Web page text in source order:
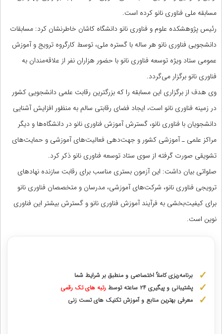
مسابقه ملی فناوری نانو کرده است.
رئیس پژوهشکده علوم و فناوری نانو دانشگاه کاشان خاطرنشان کرد: مسابقات
دانشجویی فناوری نانو هر ساله با گستره ملی، توسط کارگروه ترویج و آموزش
عمومی ستاد ویژه توسعه فناوری نانو با حضور هزاران نفر از علاقه‌مندان به
فناوری نانو برگزار می‌گردد.
وی هدف از برگزاری این مسابقه را که بزرگترین رقابت علمی دانشجویی کشور
در زمینه فناوری نانو است، ایجاد فضای رقابتی سالم به منظور افزایش آشنایی
دانشجویان با فناوری نانو، گسترش آموزش فناوری نانو در دانشگاه‌ها و دیگر
مراکز علمی ـ آموزشی کشور و جهت‌دهی فعالیت‌های آموزشی و حمایت‌های
تشویقی صورت گرفته از سوی ستاد توسعه فناوری نانو ذکر کرد.
صلواتی بیان داشت: این آزمون بستری مناسب برای رقابت سازنده نهادهای
ترویجی فناوری نانو، شرکت‌های آموزشی، مدرسان و متخصصان فناوری نانو
برای کیفیت‌بخشی به فرآیند آموزش فناوری نانو و گسترش بیشتر این فناوری
نوین است.
برنامه‌ریزی کاملاً اختصاصی و منطبق بر شرایط شما
پشتیبانی و پیگیری ۲۴ ساعته توسط
رتبه‌ های تک رقمی
معرفی بهترین منابع و آموزش تکنیک های تست زنی